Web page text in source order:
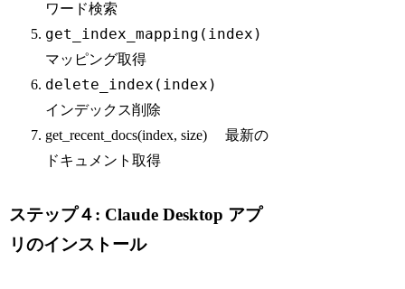
ワード検索
get_index_mapping(index)
マッピング取得
delete_index(index)
インデックス削除
get_recent_docs(index, size) 最新の
ドキュメント取得
ステップ４: Claude Desktop アプ
リのインストール